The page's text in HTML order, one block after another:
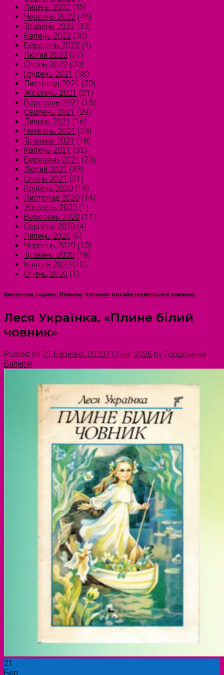
Липень 2022 (35)
Червень 2022 (46)
Травень 2022 (33)
Квітень 2022 (30)
Березень 2022 (9)
Лютий 2022 (27)
Січень 2022 (30)
Грудень 2021 (38)
Листопад 2021 (20)
Жовтень 2021 (21)
Вересень 2021 (15)
Серпень 2021 (29)
Липень 2021 (16)
Червень 2021 (23)
Травень 2021 (18)
Квітень 2021 (32)
Березень 2021 (23)
Лютий 2021 (33)
Січень 2021 (21)
Грудень 2020 (19)
Листопад 2020 (14)
Жовтень 2020 (1)
Вересень 2020 (11)
Серпень 2020 (4)
Липень 2020 (6)
Червень 2020 (13)
Травень 2020 (18)
Квітень 2020 (10)
Січень 2020 (1)
Книжкова скриня, Новини, Читаємо онлайн (електронні книжки)
Леся Українка. «Плине білий
човник»
Posted on 21 Березня, 20237 Січня, 2026 by Городничий
Валерій
21
Бер